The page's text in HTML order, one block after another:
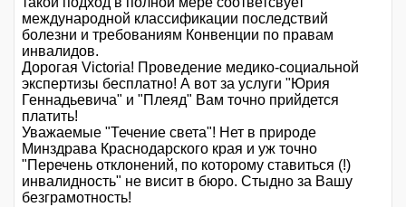
международной классификации последствий
болезни и требованиям Конвенции по правам
инвалидов.
Дорогая Victoria! Проведение медико-социальной
экспертизы бесплатно! А вот за услуги "Юрия
Геннадьевича" и "Плеяд" Вам точно прийдется
платить!
Уважаемые "Течение света"! Нет в природе
Минздрава Краснодарского края и уж точно
"Перечень отклонений, по которому ставиться (!)
инвалидность" не висит в бюро. Стыдно за Вашу
безграмотность!